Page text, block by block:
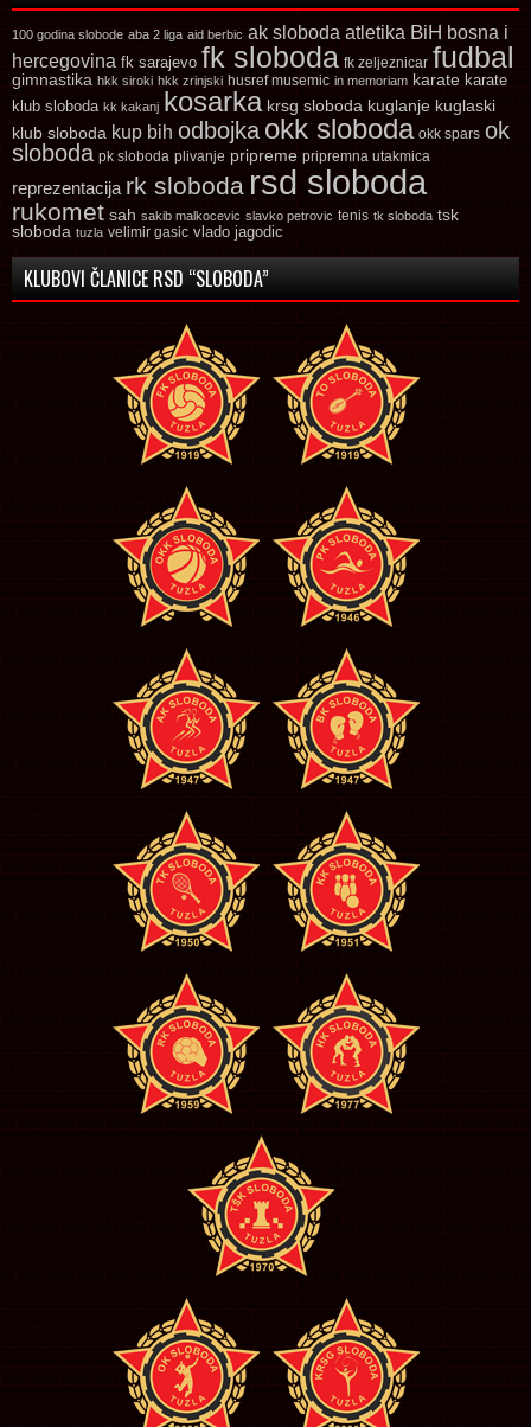
100 godina slobode aba 2 liga aid berbic ak sloboda atletika BiH bosna i
hercegovina fk sarajevo fk sloboda fk zeljeznicar fudbal
gimnastika hkk siroki hkk zrinjski husref musemic in memoriam karate karate
klub sloboda kk kakanj kosarka krsg sloboda kuglanje kuglaski
klub sloboda kup bih odbojka okk sloboda okk spars ok
sloboda pk sloboda plivanje pripreme pripremna utakmica
reprezentacija rk sloboda rsd sloboda
rukomet sah sakib malkocevic slavko petrovic tenis tk sloboda tsk
sloboda tuzla velimir gasic vlado jagodic
KLUBOVI ČLANICE RSD “SLOBODA”